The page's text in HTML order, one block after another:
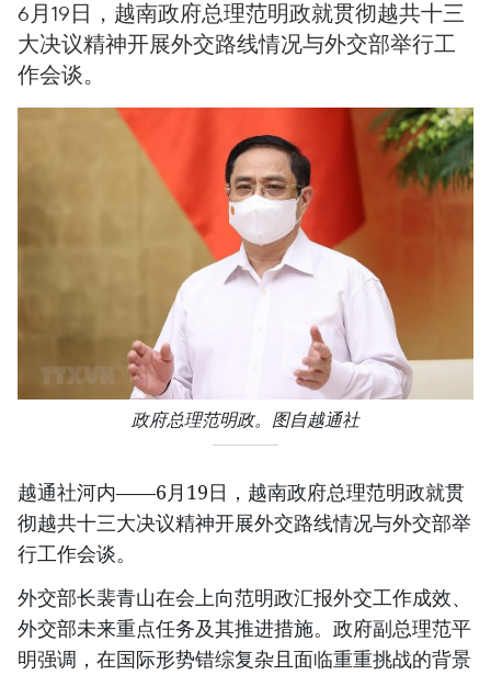
6月19日，越南政府总理范明政就贯彻越共十三
大决议精神开展外交路线情况与外交部举行工
作会谈。​
政府总理范明政。图自越通社
越通社河内——6月19日，越南政府总理范明政就贯
彻越共十三大决议精神开展外交路线情况与外交部举
行工作会谈。
外交部长裴青山在会上向范明政汇报外交工作成效、
外交部未来重点任务及其推进措施。政府副总理范平
明强调，在国际形势错综复杂且面临重重挑战的背景